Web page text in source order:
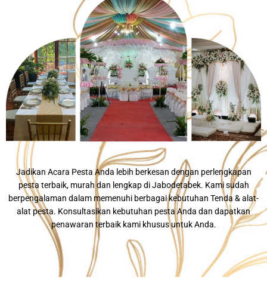
Jadikan Acara Pesta Anda lebih berkesan dengan perlengkapan
pesta terbaik, murah dan lengkap di Jabodetabek. Kami sudah
berpengalaman dalam memenuhi berbagai kebutuhan Tenda & alat-
alat pesta. Konsultasikan kebutuhan pesta Anda dan dapatkan
penawaran terbaik kami khusus untuk Anda.